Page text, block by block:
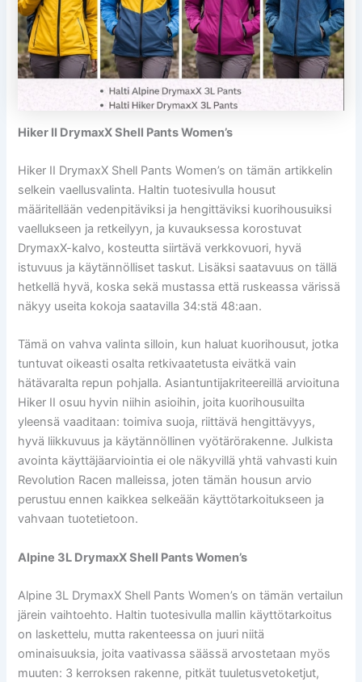
Hiker II DrymaxX Shell Pants Women’s
Hiker II DrymaxX Shell Pants Women’s on tämän artikkelin
selkein vaellusvalinta. Haltin tuotesivulla housut
määritellään vedenpitäviksi ja hengittäviksi kuorihousuiksi
vaellukseen ja retkeilyyn, ja kuvauksessa korostuvat
DrymaxX-kalvo, kosteutta siirtävä verkkovuori, hyvä
istuvuus ja käytännölliset taskut. Lisäksi saatavuus on tällä
hetkellä hyvä, koska sekä mustassa että ruskeassa värissä
näkyy useita kokoja saatavilla 34:stä 48:aan.
Tämä on vahva valinta silloin, kun haluat kuorihousut, jotka
tuntuvat oikeasti osalta retkivaatetusta eivätkä vain
hätävaralta repun pohjalla. Asiantuntijakriteereillä arvioituna
Hiker II osuu hyvin niihin asioihin, joita kuorihousuilta
yleensä vaaditaan: toimiva suoja, riittävä hengittävyys,
hyvä liikkuvuus ja käytännöllinen vyötärörakenne. Julkista
avointa käyttäjäarviointia ei ole näkyvillä yhtä vahvasti kuin
Revolution Racen malleissa, joten tämän housun arvio
perustuu ennen kaikkea selkeään käyttötarkoitukseen ja
vahvaan tuotetietoon.
Alpine 3L DrymaxX Shell Pants Women’s
Alpine 3L DrymaxX Shell Pants Women’s on tämän vertailun
järein vaihtoehto. Haltin tuotesivulla mallin käyttötarkoitus
on laskettelu, mutta rakenteessa on juuri niitä
ominaisuuksia, joita vaativassa säässä arvostetaan myös
muuten: 3 kerroksen rakenne, pitkät tuuletusvetoketjut,